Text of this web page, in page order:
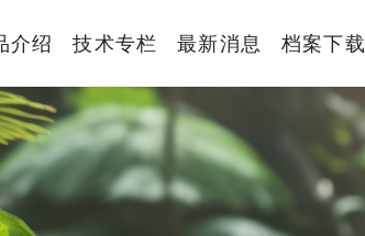
介绍 技术专栏 最新消息 档案下载